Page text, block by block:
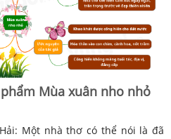
Mùa xuân nho nhỏ
Một nhà thơ có thể nói là đã